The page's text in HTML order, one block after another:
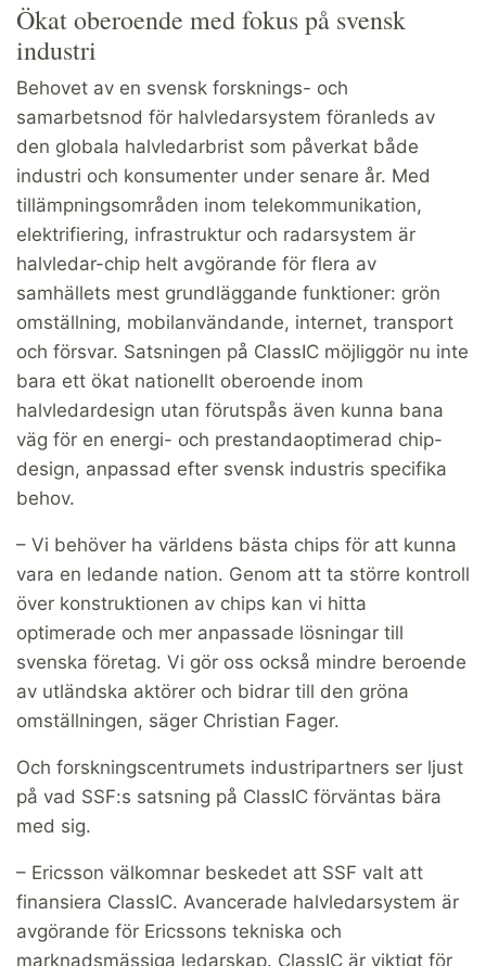
Ökat oberoende med fokus på svensk
industri
Behovet av en svensk forsknings- och
samarbetsnod för halvledarsystem föranleds av
den globala halvledarbrist som påverkat både
industri och konsumenter under senare år. Med
tillämpningsområden inom telekommunikation,
elektrifiering, infrastruktur och radarsystem är
halvledar-chip helt avgörande för flera av
samhällets mest grundläggande funktioner: grön
omställning, mobilanvändande, internet, transport
och försvar. Satsningen på ClassIC möjliggör nu inte
bara ett ökat nationellt oberoende inom
halvledardesign utan förutspås även kunna bana
väg för en energi- och prestandaoptimerad chip-
design, anpassad efter svensk industris specifika
behov.
– Vi behöver ha världens bästa chips för att kunna
vara en ledande nation. Genom att ta större kontroll
över konstruktionen av chips kan vi hitta
optimerade och mer anpassade lösningar till
svenska företag. Vi gör oss också mindre beroende
av utländska aktörer och bidrar till den gröna
omställningen, säger Christian Fager.
Och forskningscentrumets industripartners ser ljust
på vad SSF:s satsning på ClassIC förväntas bära
med sig.
– Ericsson välkomnar beskedet att SSF valt att
finansiera ClassIC. Avancerade halvledarsystem är
avgörande för Ericssons tekniska och
marknadsmässiga ledarskap. ClassIC är viktigt för